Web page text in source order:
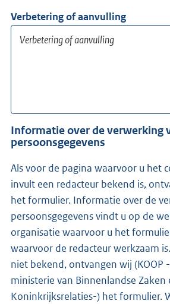
Verbetering of aanvulling
Informatie over de verwerking
persoonsgegevens
Als voor de pagina waarvoor u het
invult een redacteur bekend is,
het formulier. Informatie over de
persoonsgegevens vindt u op de
organisatie waarvoor u het
waarvoor de redacteur werkzaam is. Is de redacteur
niet bekend, ontvangen wij (KOOP
ministerie van Binnenlandse Zaken
Koninkrijksrelaties-) het formulier.